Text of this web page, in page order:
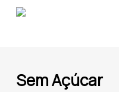
Skip
Sem Açúcar